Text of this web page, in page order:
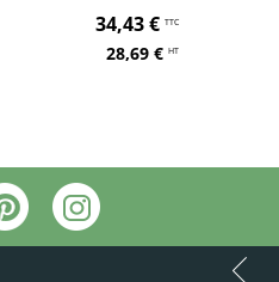
34,43 € TTC
28,69 € HT